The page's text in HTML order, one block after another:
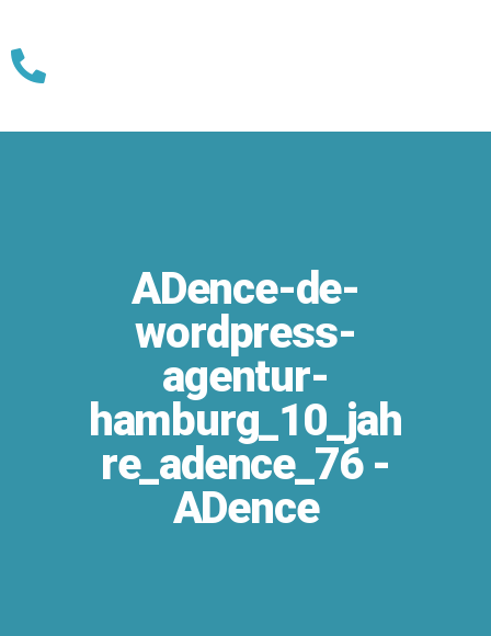
Skip
ADence-de-
wordpress-
agentur-
hamburg_10_jah
re_adence_76 -
ADence